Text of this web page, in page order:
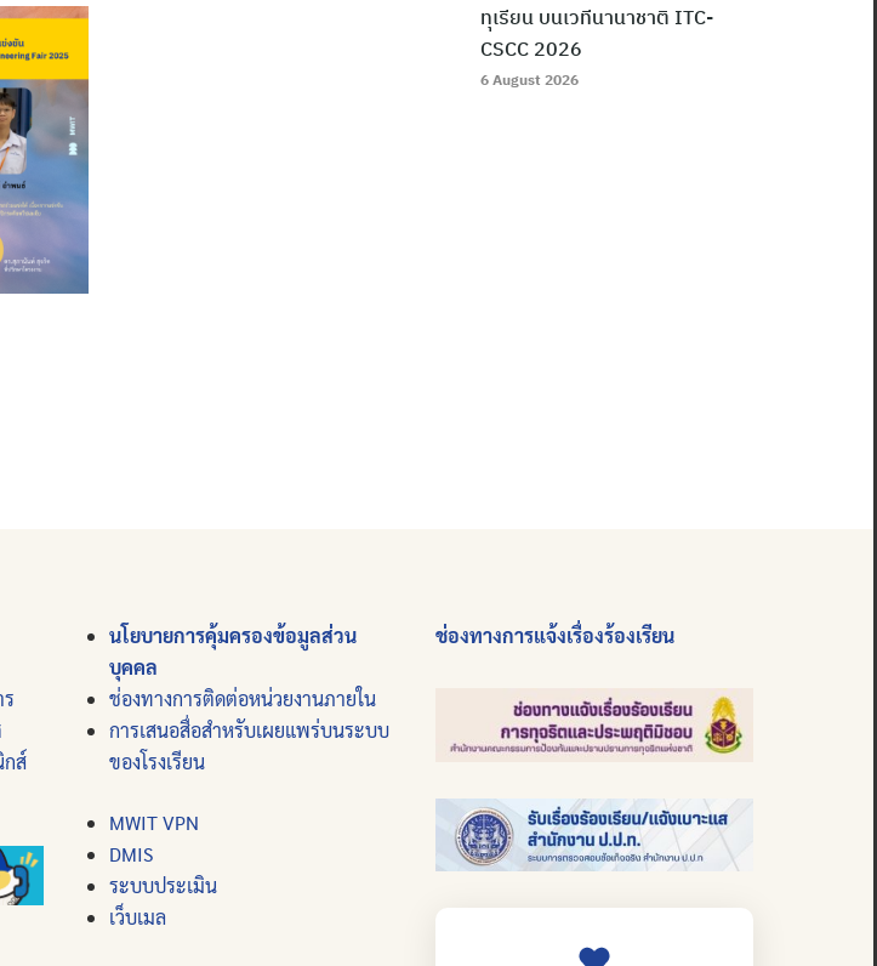
ทุเรียน บนเวทีนานาชาติ ITC-
CSCC 2026
6 August 2026
กส์
นโยบายการคุ้มครองข้อมูลส่วน
บุคคล
ช่องทางการติดต่อหน่วยงานภายใน
การเสนอสื่อสำหรับเผยแพร่บนระบบ
ของโรงเรียน
MWIT VPN
DMIS
ระบบประเมิน
เว็บเมล
ช่องทางการแจ้งเรื่องร้องเรียน